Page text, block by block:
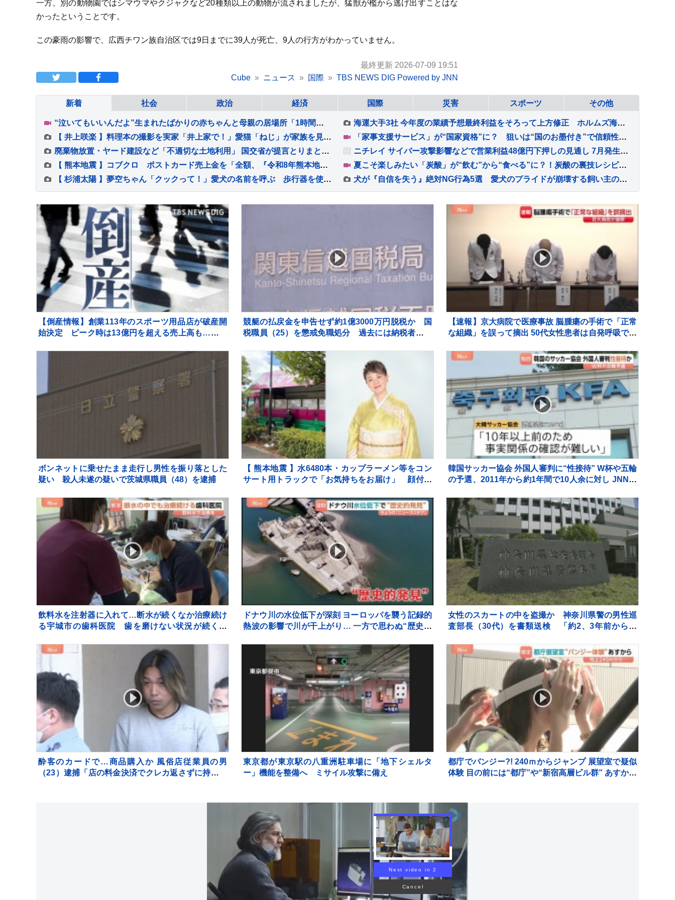
一方、別の動物園ではシマウマやクジャクなど20種類以上の動物が流されましたが、猛獣が檻から逃げ出すことはな
かったということです。
この豪雨の影響で、広西チワン族自治区では9日までに39人が死亡、9人の行方がわかっていません。
最終更新 2026-07-09 19:51
Cube
ニュース 国際 TBS NEWS DIG Powered by JNN
新着 社会 政治 経済 国際 災害 スポーツ その他
“泣いてもいいんだよ”生まれたばかりの赤ちゃんと母親の居場所「1時間おきに泣いて、迷惑かけてしまうのでは」【熊本地震から10日 新たな支援の輪】
海運大手3社 今年度の業績予想最終利益をそろって上方修正 ホルムズ海峡封鎖で輸送ルートが多様化し船舶需要増
【 井上咲楽 】料理本の撮影を実家「井上家で！」愛猫「ねじ」が家族を見つめる中 総出で料理
「家事支援サービス」が“国家資格”に？ 狙いは“国のお墨付き”で信頼性アップ？【Nスタ解説】
廃棄物放置・ヤード建設など「不適切な土地利用」 国交省が提言とりまとめ 法改正も視野
ニチレイ サイバー攻撃影響などで営業利益48億円下押しの見通し 7月発生のシステム障害で販売落ち込み 今年度の利益見込み発表
【 熊本地震 】コブクロ ポストカード売上金を「全額、『令和8年熊本地震災害義援金』として寄付」することを発表 ライブ会場にて販売
夏こそ楽しみたい「炭酸」が“飲む”から“食べる”に？！炭酸の裏技レシピも【Nスタ】
【 杉浦太陽 】夢空ちゃん「クックって！」愛犬の名前を呼ぶ 歩行器を使ってすいすい「完璧な乗りこなし笑」めざましい成長
犬が『自信を失う』絶対NG行為5選 愛犬のプライドが崩壊する飼い主の態度や適切な対応まで
【倒産情報】創業113年のスポーツ用品店が破産開
始決定 ピーク時は13億円を超える売上高も…大手
競艇の払戻金を申告せず約1億3000万円脱税か 国
税職員（25）を懲戒免職処分 過去には納税者から
発
【速報】京大病院で医療事故 脳腫瘍の手術で「正常
な組織」を誤って摘出 50代女性患者は自発呼吸でき
ボンネットに乗せたまま走行し男性を振り落とした
疑い 殺人未遂の疑いで茨城県職員（48）を逮捕
【 熊本地震 】水6480本・カップラーメン等をコン
サート用トラックで「お気持ちをお届け」 顔付き
ではない〟
韓国サッカー協会 外国人審判に“性接待” W杯や五輪
の予選、2011年から約1年間で10人余に対し JNN報
飲料水を注射器に入れて…断水が続くなか治療続け
る宇城市の歯科医院 歯を磨けない状況が続くと
【熊本地震から10日】
ドナウ川の水位低下が深刻 ヨーロッパを襲う記録的
熱波の影響で川が干上がり… 一方で思わぬ“歴史的
女性のスカートの中を盗撮か 神奈川県警の男性巡
査部長（30代）を書類送検 「約2、3年前から盗
酔客のカードで…商品購入か 風俗店従業員の男
（23）逮捕「店の料金決済でクレカ返さずに持って
東京都が東京駅の八重洲駐車場に「地下シェルタ
ー」機能を整備へ ミサイル攻撃に備え
都庁でバンジー?! 240ｍからジャンプ 展望室で疑似
体験 目の前には“都庁”や“新宿高層ビル群” あすから
Next video in 1
Cancel